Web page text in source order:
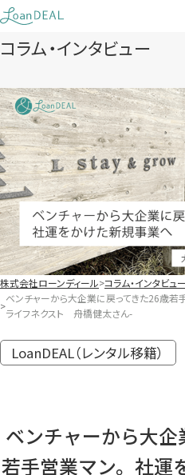
Skip
to
content
コラム・インタビュー
株式会社ローンディール コラム・インタビュー
ベンチャーから大企業に戻ってきた26歳
ライフネクスト 舟橋健太さん-
LoanDEAL（レンタル移籍）
ベンチャーから大
若手営業マン。社運